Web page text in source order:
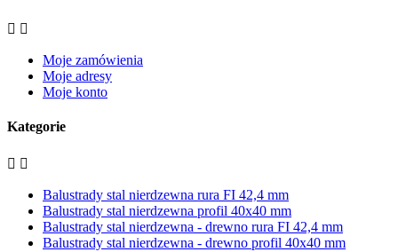
 
Moje zamówienia
Moje adresy
Moje konto
Kategorie
 
Balustrady stal nierdzewna rura FI 42,4 mm
Balustrady stal nierdzewna profil 40x40 mm
Balustrady stal nierdzewna - drewno rura FI 42,4 mm
Balustrady stal nierdzewna - drewno profil 40x40 mm